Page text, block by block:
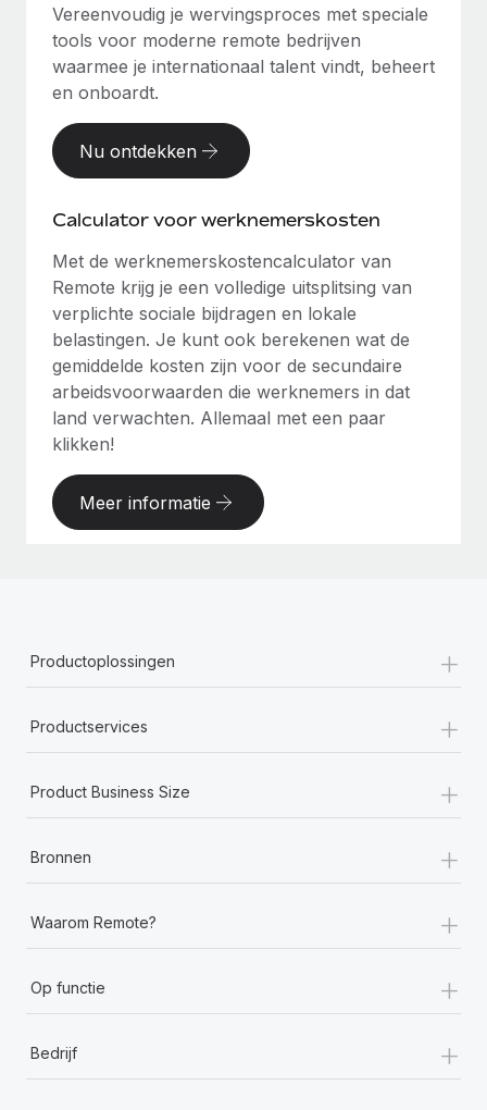
Vereenvoudig je wervingsproces met speciale
tools voor moderne remote bedrijven
waarmee je internationaal talent vindt, beheert
en onboardt.
Nu ontdekken
Calculator voor werknemerskosten
Met de werknemerskostencalculator van
Remote krijg je een volledige uitsplitsing van
verplichte sociale bijdragen en lokale
belastingen. Je kunt ook berekenen wat de
gemiddelde kosten zijn voor de secundaire
arbeidsvoorwaarden die werknemers in dat
land verwachten. Allemaal met een paar
klikken!
Meer informatie
Productoplossingen +
Productservices +
Product Business Size +
Bronnen +
Waarom Remote? +
Op functie +
Bedrijf +